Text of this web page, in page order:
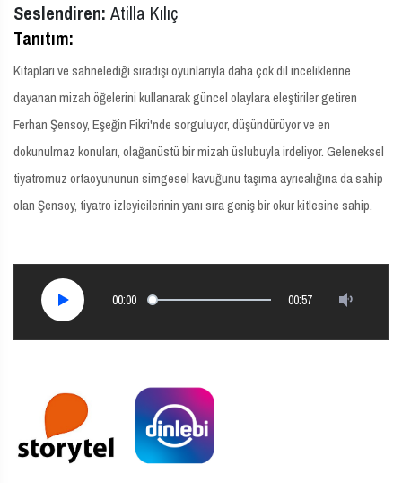
Seslendiren: Atilla Kılıç
Tanıtım:
Kitapları ve sahnelediği sıradışı oyunlarıyla daha çok dil inceliklerine
dayanan mizah öğelerini kullanarak güncel olaylara eleştiriler getiren
Ferhan Şensoy, Eşeğin Fikri'nde sorguluyor, düşündürüyor ve en
dokunulmaz konuları, olağanüstü bir mizah üslubuyla irdeliyor. Geleneksel
tiyatromuz ortaoyununun simgesel kavuğunu taşıma ayrıcalığına da sahip
olan Şensoy, tiyatro izleyicilerinin yanı sıra geniş bir okur kitlesine sahip.
00:00 00:57